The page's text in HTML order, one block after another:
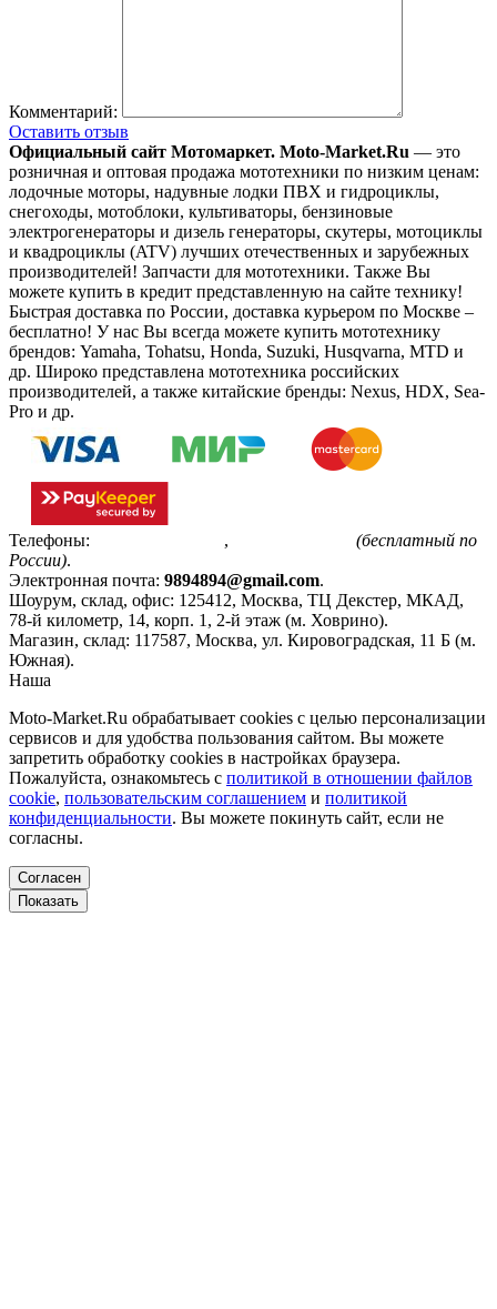
Комментарий:
Оставить отзыв
Официальный сайт Мотомаркет. Moto-Market.Ru — это
розничная и оптовая продажа мототехники по низким ценам:
лодочные моторы, надувные лодки ПВХ и гидроциклы,
снегоходы, мотоблоки, культиваторы, бензиновые
электрогенераторы и дизель генераторы, скутеры, мотоциклы
и квадроциклы (ATV) лучших отечественных и зарубежных
производителей! Запчасти для мототехники. Также Вы
можете купить в кредит представленную на сайте технику!
Быстрая доставка по России, доставка курьером по Москве –
бесплатно! У нас Вы всегда можете купить мототехнику
брендов: Yamaha, Tohatsu, Honda, Suzuki, Husqvarna, MTD и
др. Широко представлена мототехника российских
производителей, а также китайские бренды: Nexus, HDX, Sea-
Pro и др.
Телефоны: ,
(бесплатный по
России).
Электронная почта: 9894894@gmail.com.
Шоурум, склад, офис: 125412, Москва, ТЦ Декстер, МКАД,
78-й километр, 14, корп. 1, 2-й этаж (м. Ховрино).
Магазин, склад: 117587, Москва, ул. Кировоградская, 11 Б (м.
Южная).
Наша
Moto-Market.Ru обрабатывает сookies с целью персонализации
сервисов и для удобства пользования сайтом. Вы можете
запретить обработку сookies в настройках браузера.
Пожалуйста, ознакомьтесь с политикой в отношении файлов
cookie, пользовательским соглашением и политикой
конфиденциальности. Вы можете покинуть сайт, если не
согласны.
Согласен
Показать